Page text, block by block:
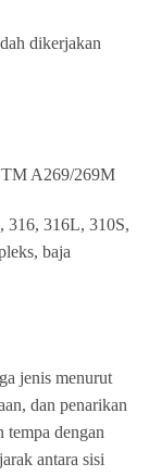
dikerjakan
A269/269M
316, 316L, 310S,
baja
jenis menurut
dan penarikan
tempa dengan
antara sisi